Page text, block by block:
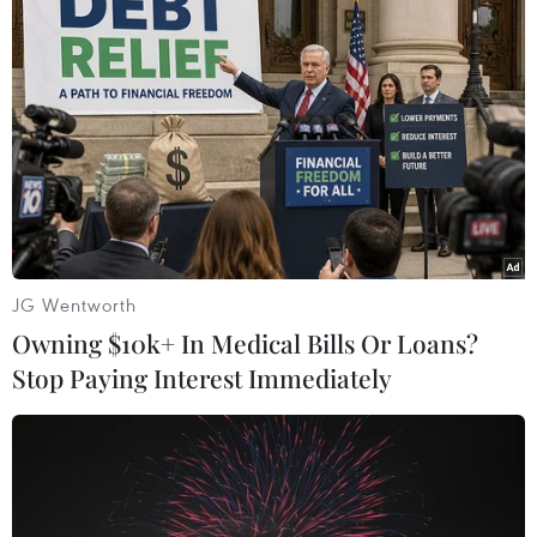
TIN LIÊN QUAN
Bài 1: Báo động ‘ô nhiễm trắng’ từ thói
JG Wentworth
Owning $10k+ In Medical Bills Or Loans?
Stop Paying Interest Immediately